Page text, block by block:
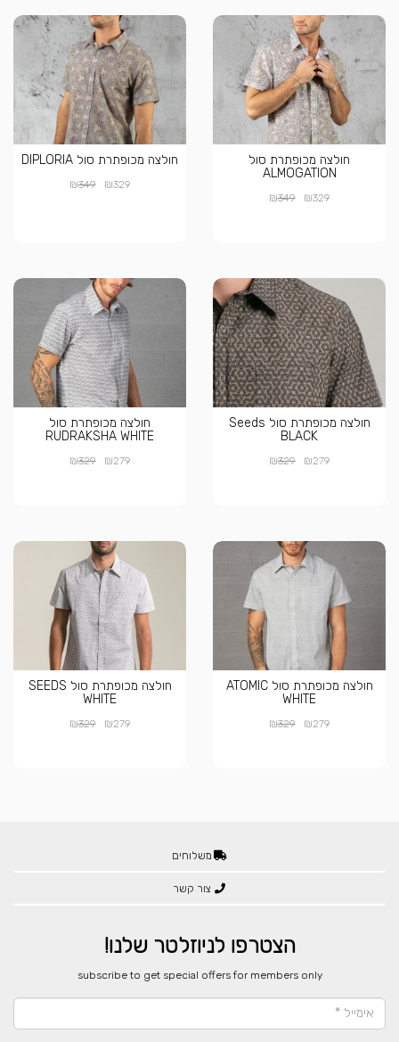
חולצה מכופתרת סול
ALMOGATION
₪329
₪349
חולצה מכופתרת סול DIPLORIA
₪329
₪349
חולצה מכופתרת סול Seeds
BLACK
₪279
₪329
חולצה מכופתרת סול
RUDRAKSHA WHITE
₪279
₪329
חולצה מכופתרת סול ATOMIC
WHITE
₪279
₪329
חולצה מכופתרת סול SEEDS
WHITE
₪279
₪329
משלוחים
צור קשר
הצטרפו לניוזלטר שלנו!
​subscribe to get special offers for members only